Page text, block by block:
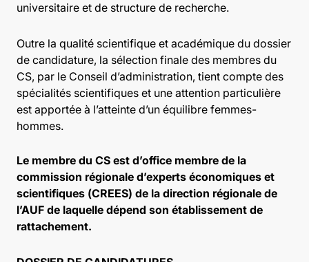
universitaire et de structure de recherche.
Outre la qualité scientifique et académique du dossier
de candidature, la sélection finale des membres du
CS, par le Conseil d’administration, tient compte des
spécialités scientifiques et une attention particulière
est apportée à l’atteinte d’un équilibre femmes-
hommes.
Le membre du CS est d’office membre de la
commission régionale d’experts économiques et
scientifiques (CREES) de la direction régionale de
l’AUF de laquelle dépend son établissement de
rattachement.